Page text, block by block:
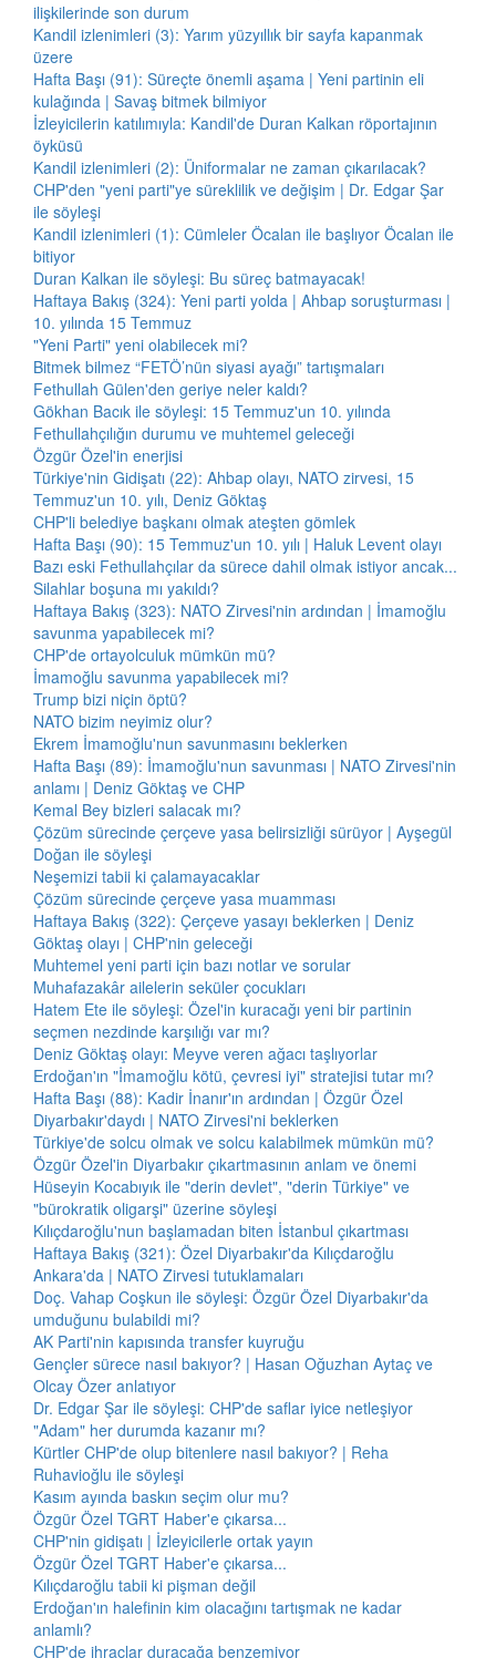
ilişkilerinde son durum
Kandil izlenimleri (3): Yarım yüzyıllık bir sayfa kapanmak
üzere
Hafta Başı (91): Süreçte önemli aşama | Yeni partinin eli
kulağında | Savaş bitmek bilmiyor
İzleyicilerin katılımıyla: Kandil'de Duran Kalkan röportajının
öyküsü
Kandil izlenimleri (2): Üniformalar ne zaman çıkarılacak?
CHP'den "yeni parti"ye süreklilik ve değişim | Dr. Edgar Şar
ile söyleşi
Kandil izlenimleri (1): Cümleler Öcalan ile başlıyor Öcalan ile
bitiyor
Duran Kalkan ile söyleşi: Bu süreç batmayacak!
Haftaya Bakış (324): Yeni parti yolda | Ahbap soruşturması |
10. yılında 15 Temmuz
"Yeni Parti" yeni olabilecek mi?
Bitmek bilmez “FETÖ’nün siyasi ayağı” tartışmaları
Fethullah Gülen'den geriye neler kaldı?
Gökhan Bacık ile söyleşi: 15 Temmuz'un 10. yılında
Fethullahçılığın durumu ve muhtemel geleceği
Özgür Özel'in enerjisi
Türkiye'nin Gidişatı (22): Ahbap olayı, NATO zirvesi, 15
Temmuz'un 10. yılı, Deniz Göktaş
CHP'li belediye başkanı olmak ateşten gömlek
Hafta Başı (90): 15 Temmuz'un 10. yılı | Haluk Levent olayı
Bazı eski Fethullahçılar da sürece dahil olmak istiyor ancak...
Silahlar boşuna mı yakıldı?
Haftaya Bakış (323): NATO Zirvesi'nin ardından | İmamoğlu
savunma yapabilecek mi?
CHP'de ortayolculuk mümkün mü?
İmamoğlu savunma yapabilecek mi?
Trump bizi niçin öptü?
NATO bizim neyimiz olur?
Ekrem İmamoğlu'nun savunmasını beklerken
Hafta Başı (89): İmamoğlu'nun savunması | NATO Zirvesi'nin
anlamı | Deniz Göktaş ve CHP
Kemal Bey bizleri salacak mı?
Çözüm sürecinde çerçeve yasa belirsizliği sürüyor | Ayşegül
Doğan ile söyleşi
Neşemizi tabii ki çalamayacaklar
Çözüm sürecinde çerçeve yasa muamması
Haftaya Bakış (322): Çerçeve yasayı beklerken | Deniz
Göktaş olayı | CHP'nin geleceği
Muhtemel yeni parti için bazı notlar ve sorular
Muhafazakâr ailelerin seküler çocukları
Hatem Ete ile söyleşi: Özel'in kuracağı yeni bir partinin
seçmen nezdinde karşılığı var mı?
Deniz Göktaş olayı: Meyve veren ağacı taşlıyorlar
Erdoğan'ın "İmamoğlu kötü, çevresi iyi" stratejisi tutar mı?
Hafta Başı (88): Kadir İnanır'ın ardından | Özgür Özel
Diyarbakır'daydı | NATO Zirvesi'ni beklerken
Türkiye'de solcu olmak ve solcu kalabilmek mümkün mü?
Özgür Özel'in Diyarbakır çıkartmasının anlam ve önemi
Hüseyin Kocabıyık ile "derin devlet", "derin Türkiye" ve
"bürokratik oligarşi" üzerine söyleşi
Kılıçdaroğlu'nun başlamadan biten İstanbul çıkartması
Haftaya Bakış (321): Özel Diyarbakır'da Kılıçdaroğlu
Ankara'da | NATO Zirvesi tutuklamaları
Doç. Vahap Coşkun ile söyleşi: Özgür Özel Diyarbakır'da
umduğunu bulabildi mi?
AK Parti'nin kapısında transfer kuyruğu
Gençler sürece nasıl bakıyor? | Hasan Oğuzhan Aytaç ve
Olcay Özer anlatıyor
Dr. Edgar Şar ile söyleşi: CHP'de saflar iyice netleşiyor
"Adam" her durumda kazanır mı?
Kürtler CHP'de olup bitenlere nasıl bakıyor? | Reha
Ruhavioğlu ile söyleşi
Kasım ayında baskın seçim olur mu?
Özgür Özel TGRT Haber'e çıkarsa...
CHP'nin gidişatı | İzleyicilerle ortak yayın
Özgür Özel TGRT Haber'e çıkarsa...
Kılıçdaroğlu tabii ki pişman değil
Erdoğan'ın halefinin kim olacağını tartışmak ne kadar
anlamlı?
CHP'de ihraçlar duracağa benzemiyor